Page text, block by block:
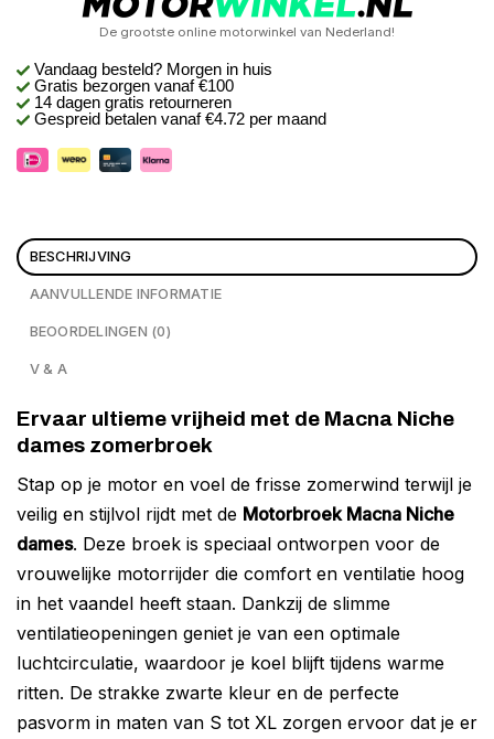
De grootste online motorwinkel van Nederland!
Vandaag besteld? Morgen in huis
Gratis bezorgen vanaf €100
14 dagen gratis retourneren
Gespreid betalen vanaf €4.72 per maand
BESCHRIJVING
AANVULLENDE INFORMATIE
BEOORDELINGEN (0)
V & A
Ervaar ultieme vrijheid met de Macna Niche
dames zomerbroek
Stap op je motor en voel de frisse zomerwind terwijl je
veilig en stijlvol rijdt met de Motorbroek Macna Niche
dames. Deze broek is speciaal ontworpen voor de
vrouwelijke motorrijder die comfort en ventilatie hoog
in het vaandel heeft staan. Dankzij de slimme
ventilatieopeningen geniet je van een optimale
luchtcirculatie, waardoor je koel blijft tijdens warme
ritten. De strakke zwarte kleur en de perfecte
pasvorm in maten van S tot XL zorgen ervoor dat je er